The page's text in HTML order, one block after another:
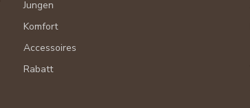
Jungen
Komfort
Accessoires
Rabatt